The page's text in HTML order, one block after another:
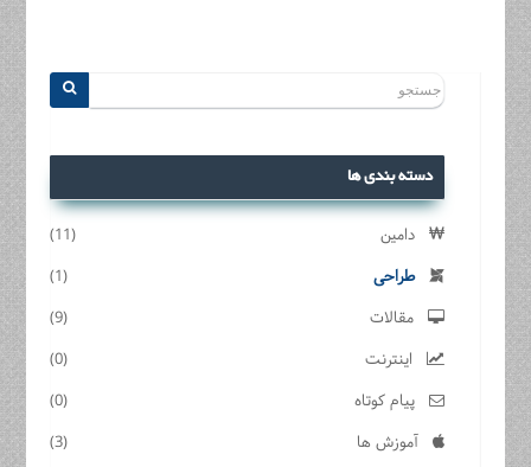
دسته بندی ها
دامین
(11)
طراحی
(1)
مقالات
(9)
اینترنت
(0)
پیام کوتاه
(0)
آموزش ها
(3)